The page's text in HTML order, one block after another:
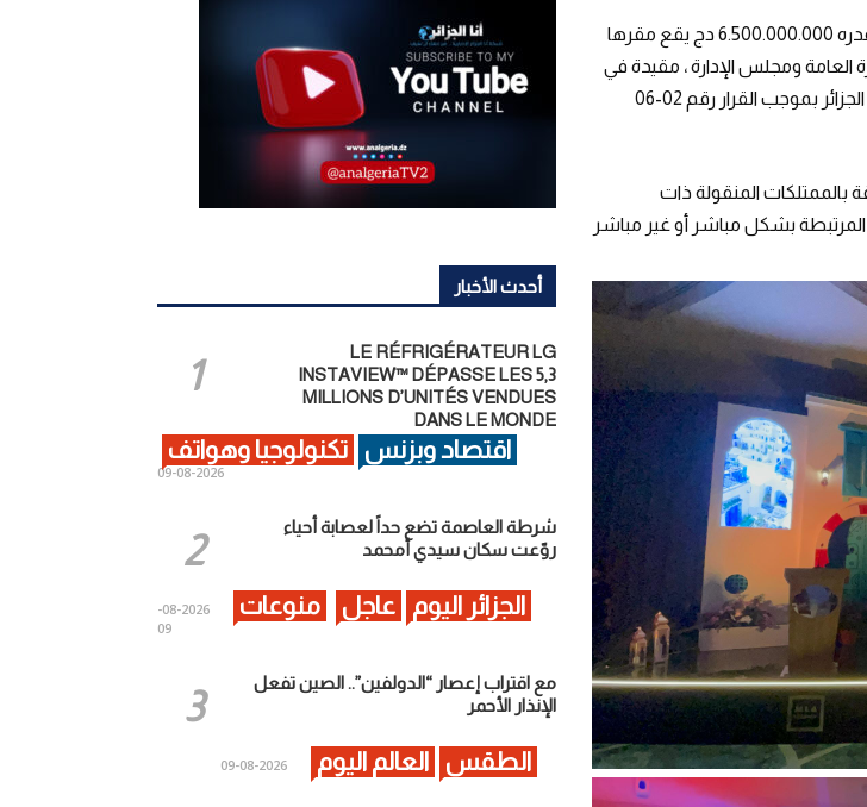
تعتبر المغاربية للإيجار المالي الجزائر بالاختصار MLA شركة ذات أسهم برأس مال قدره 6.500.000.000 دج يقع مقرها
العامة ومجلس الإدارة ، مقيدة في
السجل التجاري تحت رقم 06 ب 097394 ومعتمدة كمؤسسة مالية من قبل بنك الجزائر بموجب القرار رقم 02-06
بالممتلكات المنقولة ذات
المرتبطة بشكل مباشر أو غير مباشر
أحدث الأخبار
LE RÉFRIGÉRATEUR LG
INSTAVIEW™ DÉPASSE LES 5,3
MILLIONS D’UNITÉS VENDUES
DANS LE MONDE
اقتصاد وبزنس تكنولوجيا وهواتف
2026-08-09
شرطة العاصمة تضع حداً لعصابة أحياء
روّعت سكان سيدي أمحمد
الجزائر اليوم عاجل منوعات
2026-08-
09
مع اقتراب إعصار “الدولفين”.. الصين تفعل
الإنذار الأحمر
الطقس العالم اليوم 2026-08-09